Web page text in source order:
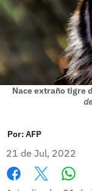
Nace extraño tigre
Por:AFP
21 de Jul, 2022
Facebook
X